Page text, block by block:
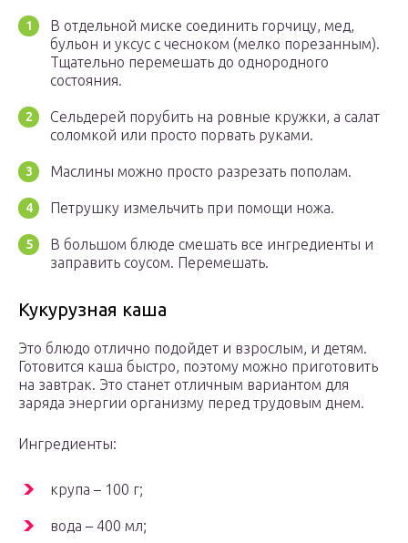
В отдельной миске соединить горчицу, мед,
бульон и уксус с чесноком (мелко порезанным).
Тщательно перемешать до однородного
состояния.
Сельдерей порубить на ровные кружки, а салат
соломкой или просто порвать руками.
Маслины можно просто разрезать пополам.
Петрушку измельчить при помощи ножа.
В большом блюде смешать все ингредиенты и
заправить соусом. Перемешать.
Кукурузная каша
Это блюдо отлично подойдет и взрослым, и детям.
Готовится каша быстро, поэтому можно приготовить
на завтрак. Это станет отличным вариантом для
заряда энергии организму перед трудовым днем.
Ингредиенты:
крупа – 100 г;
вода – 400 мл;